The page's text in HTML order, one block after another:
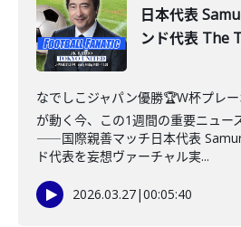
日本代表
ンド代表 The
なでしこジャパン優勝🏆W杯プレ
が動く今、この1週間の重要ニュー
――国際親善マッチ日本代表
ド代表を妄想ヴァーチャル実...
2026.03.27|00:05:40